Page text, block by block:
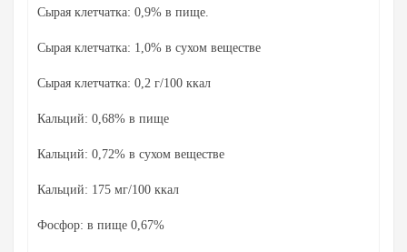
Сырая клетчатка: 0,9% в пище.
Сырая клетчатка: 1,0% в сухом веществе
Сырая клетчатка: 0,2 г/100 ккал
Кальций: 0,68% в пище
Кальций: 0,72% в сухом веществе
Кальций: 175 мг/100 ккал
Фосфор: в пище 0,67%